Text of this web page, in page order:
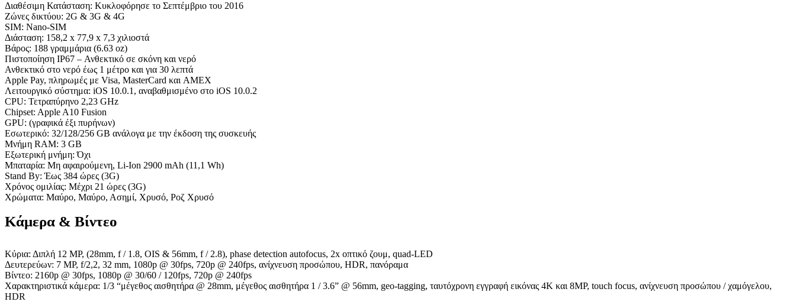
Διαθέσιμη Κατάσταση: Κυκλοφόρησε το Σεπτέμβριο του 2016
Ζώνες δικτύου: 2G & 3G & 4G
SIM: Nano-SIM
Διάσταση: 158,2 x 77,9 x 7,3 χιλιοστά
Βάρος: 188 γραμμάρια (6.63 oz)
Πιστοποίηση IP67 – Ανθεκτικό σε σκόνη και νερό
Ανθεκτικό στο νερό έως 1 μέτρο και για 30 λεπτά
Apple Pay, πληρωμές με Visa, MasterCard και AMEX
Λειτουργικό σύστημα: iOS 10.0.1, αναβαθμισμένο στο iOS 10.0.2
CPU: Τετραπύρηνο 2,23 GHz
Chipset: Apple A10 Fusion
GPU: (γραφικά έξι πυρήνων)
Εσωτερικό: 32/128/256 GB ανάλογα με την έκδοση της συσκευής
Μνήμη RAM: 3 GB
Εξωτερική μνήμη: Όχι
Μπαταρία: Μη αφαιρούμενη, Li-Ion 2900 mAh (11,1 Wh)
Stand By: Έως 384 ώρες (3G)
Χρόνος ομιλίας: Μέχρι 21 ώρες (3G)
Χρώματα: Μαύρο, Μαύρο, Ασημί, Χρυσό, Ροζ Χρυσό
Κάμερα & Βίντεο
Κύρια: Διπλή 12 MP, (28mm, f / 1.8, OIS & 56mm, f / 2.8), phase detection autofocus, 2x οπτικό ζουμ, quad-LED
Δευτερεύων: 7 MP, f/2,2, 32 mm, 1080p @ 30fps, 720p @ 240fps, ανίχνευση προσώπου, HDR, πανόραμα
Βίντεο: 2160p @ 30fps, 1080p @ 30/60 / 120fps, 720p @ 240fps
Χαρακτηριστικά κάμερα: 1/3 “μέγεθος αισθητήρα @ 28mm, μέγεθος αισθητήρα 1 / 3.6” @ 56mm, geo-tagging, ταυτόχρονη εγγραφή εικόνας 4K και 8MP, touch focus, ανίχνευση προσώπου / χαμόγελου,
HDR